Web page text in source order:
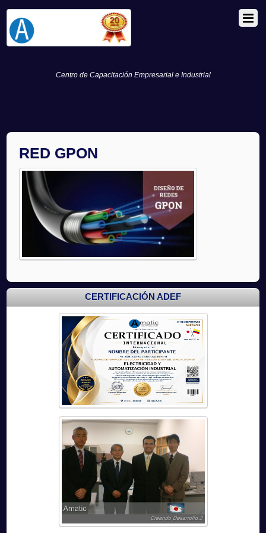
Centro de Capacitación Empresarial e Industrial
RED GPON
CERTIFICACIÓN ADEF